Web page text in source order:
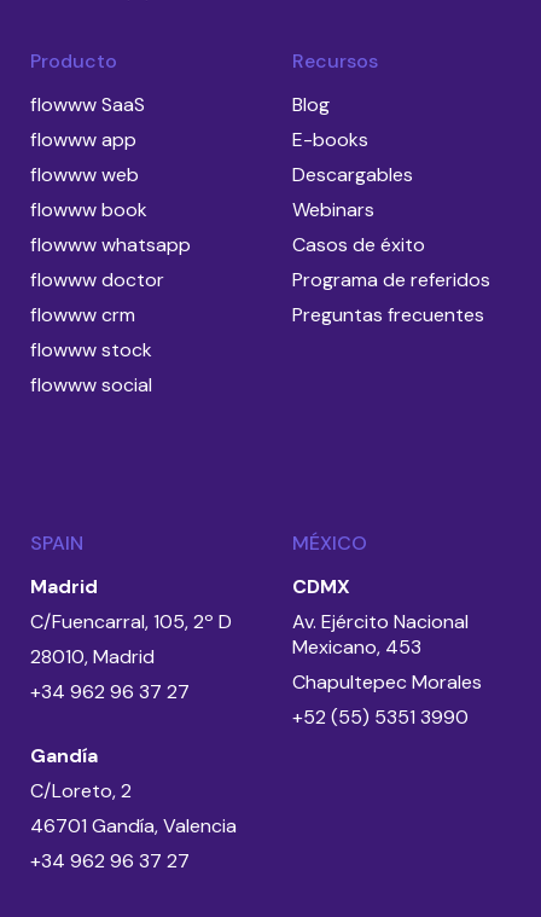
Producto
flowww SaaS
flowww app
flowww web
flowww book
flowww whatsapp
flowww doctor
flowww crm
flowww stock
flowww social
Recursos
Blog
E-books
Descargables
Webinars
Casos de éxito
Programa de referidos
Preguntas frecuentes
SPAIN
Madrid
C/Fuencarral, 105, 2º D
28010, Madrid
+34 962 96 37 27
Gandía
C/Loreto, 2
46701 Gandía, Valencia
+34 962 96 37 27
MÉXICO
CDMX
Av. Ejército Nacional
Mexicano, 453
Chapultepec Morales
+52 (55) 5351 3990